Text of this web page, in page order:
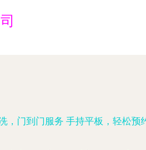
，门到门服务 手持平板，轻松预